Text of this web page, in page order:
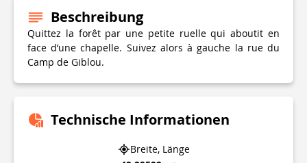
Beschreibung
Quittez la forêt par une petite ruelle qui aboutit en
face d’une chapelle. Suivez alors à gauche la rue du
Camp de Giblou.
Technische Informationen
Breite, Länge